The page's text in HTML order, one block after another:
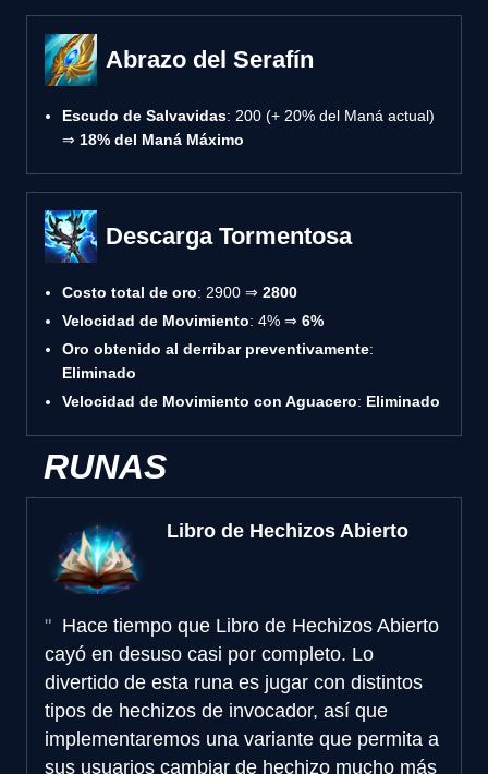
Abrazo del Serafín
Escudo de Salvavidas: 200 (+ 20% del Maná actual)
⇒ 18% del Maná Máximo
Descarga Tormentosa
Costo total de oro: 2900 ⇒ 2800
Velocidad de Movimiento: 4% ⇒ 6%
Oro obtenido al derribar preventivamente:
Eliminado
Velocidad de Movimiento con Aguacero: Eliminado
RUNAS
Libro de Hechizos Abierto
Hace tiempo que Libro de Hechizos Abierto
cayó en desuso casi por completo. Lo
divertido de esta runa es jugar con distintos
tipos de hechizos de invocador, así que
implementaremos una variante que permita a
sus usuarios cambiar de hechizo mucho más